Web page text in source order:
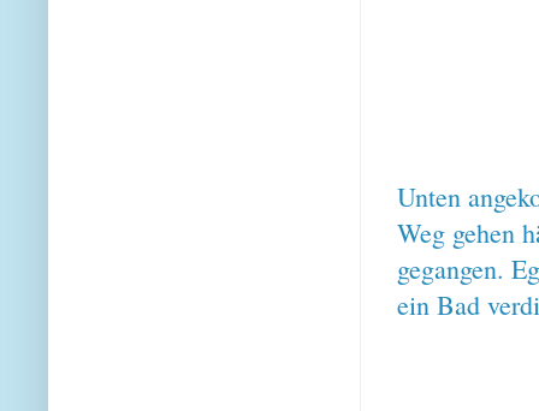
Unten
Weg gehen
gegangen.
ein Bad